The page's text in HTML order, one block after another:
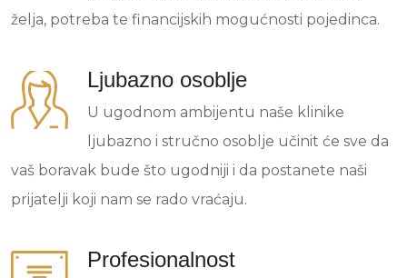
želja, potreba te financijskih mogućnosti pojedinca.
Ljubazno osoblje
U ugodnom ambijentu naše klinike
ljubazno i stručno osoblje učinit će sve da
vaš boravak bude što ugodniji i da postanete naši
prijatelji koji nam se rado vraćaju.
Profesionalnost